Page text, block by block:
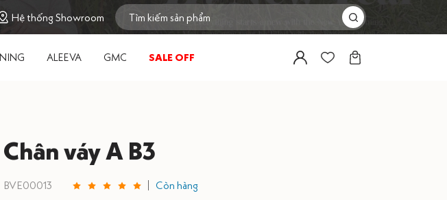
Hệ thống Showroom
ALEEVA GMC SALE OFF
Chân váy A B3
BVE00013 Còn hàng